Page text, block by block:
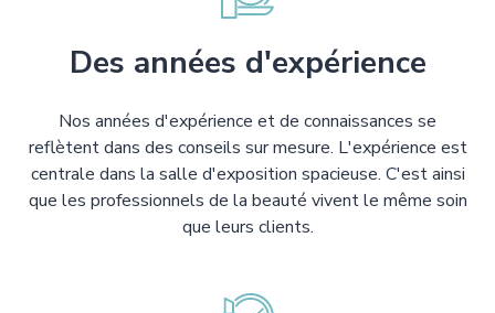
Des années d'expérience
Nos années d'expérience et de connaissances se
reflètent dans des conseils sur mesure. L'expérience est
centrale dans la salle d'exposition spacieuse. C'est ainsi
que les professionnels de la beauté vivent le même soin
que leurs clients.